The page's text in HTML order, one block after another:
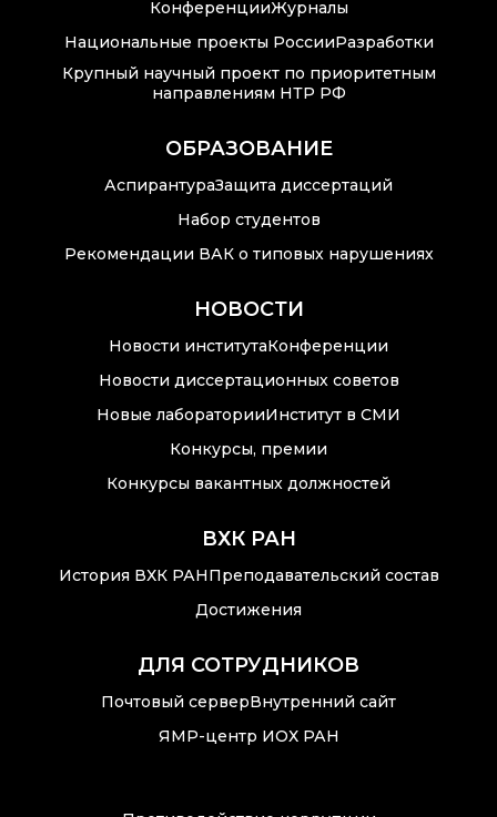
Важнейшие
достижения
Научный Совет РАН
по органической
интеллект (ИИ)
технологии
микроскопия
сотрудников ИОХ
Национальные
проекты России
КонференцииЖурналы
Национальные проекты РоссииРазработки
Крупный научный проект по приоритетным
направлениям НТР РФ
ОБРАЗОВАНИЕ
АспирантураЗащита диссертаций
Набор студентов
Рекомендации ВАК о типовых нарушениях
НОВОСТИ
Новости институтаКонференции
Новости диссертационных советов
Новые лабораторииИнститут в СМИ
Конкурсы, премии
Конкурсы вакантных должностей
ВХК РАН
История ВХК РАНПреподавательский состав
Достижения
ДЛЯ СОТРУДНИКОВ
Почтовый серверВнутренний сайт
ЯМР-центр ИОХ РАН